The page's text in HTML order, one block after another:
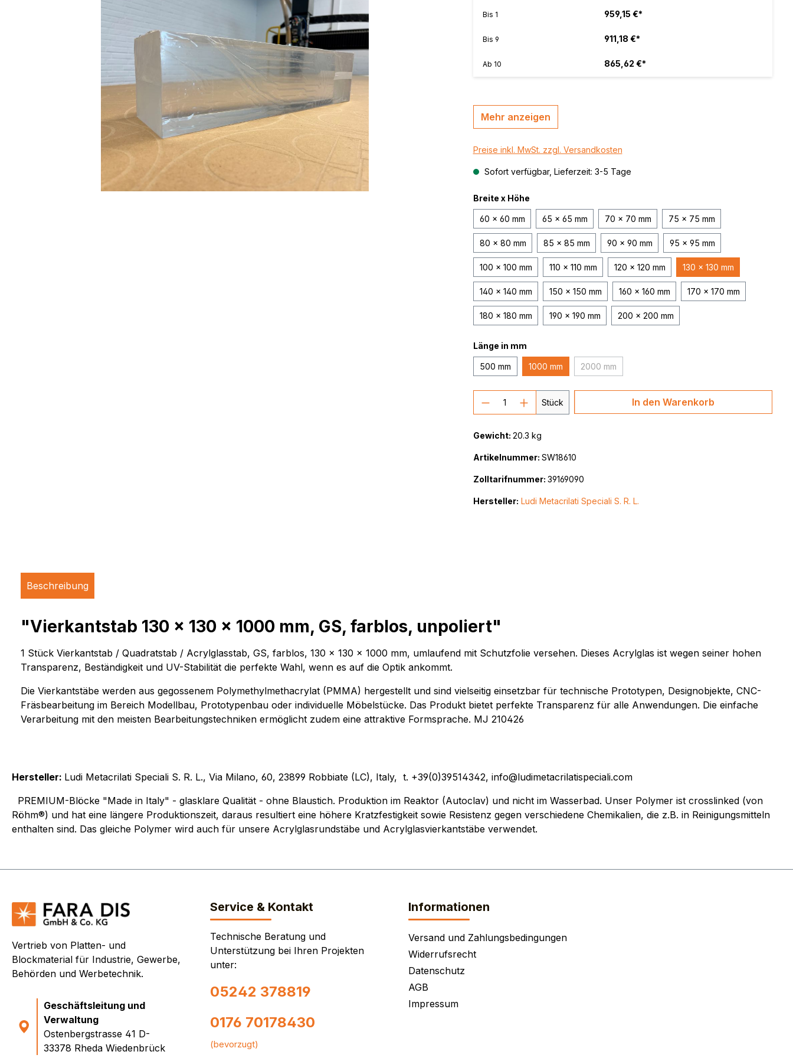
DIBOND® Spiegel außen, B-s2,
d0
DIBOND®, Butlerfinish,
gebürstete Aluoptik, anthrazit /
MasterBond®, farbig / color
silber gebürstet
MasterBond® Steel,
IEASY®BOND
Bis 1 959,15 €*
Bis 9 911,18 €*
Ab 10 865,62 €*
Mehr anzeigen
Preise inkl. MwSt. zzgl. Versandkosten
Sofort verfügbar, Lieferzeit: 3-5 Tage
Breite x Höhe
60 x 60 mm 65 x 65 mm 70 x 70 mm 75 x 75 mm
80 x 80 mm 85 x 85 mm 90 x 90 mm 95 x 95 mm
100 x 100 mm 110 x 110 mm 120 x 120 mm 130 x 130 mm
140 x 140 mm 150 x 150 mm 160 x 160 mm 170 x 170 mm
180 x 180 mm 190 x 190 mm 200 x 200 mm
Länge in mm
500 mm 1000 mm 2000 mm(Diese Option ist zurzeit nicht verfügbar.)
Produkt Anzahl: Gib den gewünschten Wert
Stück In den Warenkorb
Gewicht: 20.3 kg
Artikelnummer: SW18610
Zolltarifnummer: 39169090
Hersteller: Ludi Metacrilati Speciali S. R. L.
Beschreibung
"Vierkantstab 130 x 130 x 1000 mm, GS, farblos, unpoliert"
1 Stück Vierkantstab / Quadratstab / Acrylglasstab, GS, farblos, 130 x 130 x 1000 mm, umlaufend mit Schutzfolie versehen. Dieses Acrylglas ist wegen seiner hohen
Transparenz, Beständigkeit und UV-Stabilität die perfekte Wahl, wenn es auf die Optik ankommt.
Die Vierkantstäbe werden aus gegossenem Polymethylmethacrylat (PMMA) hergestellt und sind vielseitig einsetzbar für technische Prototypen, Designobjekte, CNC-
Fräsbearbeitung im Bereich Modellbau, Prototypenbau oder individuelle Möbelstücke. Das Produkt bietet perfekte Transparenz für alle Anwendungen. Die einfache
Verarbeitung mit den meisten Bearbeitungstechniken ermöglicht zudem eine attraktive Formsprache. MJ 210426
Hersteller: Ludi Metacrilati Speciali S. R. L., Via Milano, 60, 23899 Robbiate (LC), Italy, t. +39(0)39514342, info@ludimetacrilatispeciali.com
PREMIUM-Blöcke "Made in Italy" - glasklare Qualität - ohne Blaustich. Produktion im Reaktor (Autoclav) und nicht im Wasserbad. Unser Polymer ist crosslinked (von
Röhm®) und hat eine längere Produktionszeit, daraus resultiert eine höhere Kratzfestigkeit sowie Resistenz gegen verschiedene Chemikalien, die z.B. in Reinigungsmitteln
enthalten sind. Das gleiche Polymer wird auch für unsere Acrylglasrundstäbe und Acrylglasvierkantstäbe verwendet.
Vertrieb von Platten- und
Blockmaterial für Industrie, Gewerbe,
Behörden und Werbetechnik.
Geschäftsleitung und
Verwaltung
Ostenbergstrasse 41 D-
33378 Rheda Wiedenbrück
Service & Kontakt
Technische Beratung und
Unterstützung bei Ihren Projekten
unter:
05242 378819
0176 70178430
(bevorzugt)
Informationen
Versand und Zahlungsbedingungen
Widerrufsrecht
Datenschutz
AGB
Impressum